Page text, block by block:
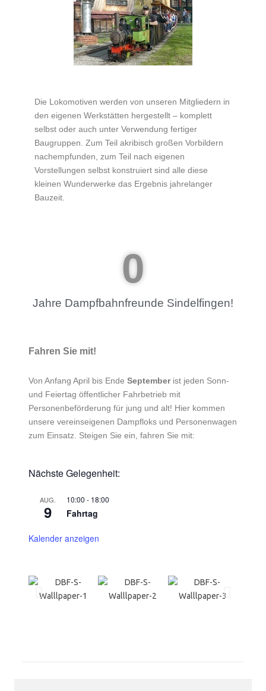
Die Lokomotiven werden von unseren Mitgliedern in
den eigenen Werkstätten hergestellt – komplett
selbst oder auch unter Verwendung fertiger
Baugruppen. Zum Teil akribisch großen Vorbildern
nachempfunden, zum Teil nach eigenen
Vorstellungen selbst konstruiert sind alle diese
kleinen Wunderwerke das Ergebnis jahrelanger
Bauzeit.
Jahre Dampfbahnfreunde Sindelfingen!
0
Fahren Sie mit!
Von Anfang April bis Ende Septemberist jeden Sonn-
und Feiertag öffentlicher Fahrbetrieb mit
Personenbeförderung für jung und alt! Hier kommen
unsere vereinseigenen Dampfloks und Personenwagen
zum Einsatz. Steigen Sie ein, fahren Sie mit:
Nächste Gelegenheit:
AUG.
9
10:00 - 18:00
Fahrtag
Kalender anzeigen